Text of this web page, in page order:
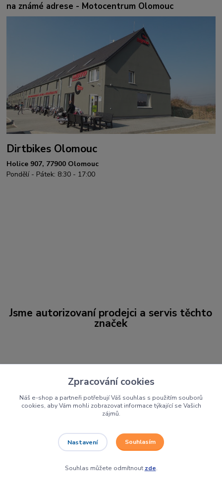
na známé adrese - Motocentrum Olomouc
Dirtbikes Olomouc
Holice 907, 77900 Olomouc
Pondělí - Pátek: 8:30 - 17:00
Jsme autorizovaní prodejci a servis těchto
značek
Zpracování cookies
Náš e-shop a partneři potřebují Váš souhlas s použitím souborů
cookies, aby Vám mohli zobrazovat informace týkající se Vašich
zájmů.
Nastavení Souhlasím
Souhlas můžete odmítnout zde.